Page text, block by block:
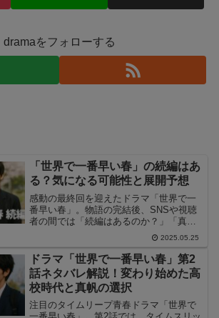
dramaをフォローする
「世界で一番早い春」の続編はあ
る？気になる可能性と展開予想
感動の最終回を迎えたドラマ「世界で一
番早い春」。物語の完結後、SNSや視聴
者の間では「続編はあるのか？」「真帆
のその後をもっと見たい」といった声が
多数上がっています。本記事では、公式
発表や業界の動向をもとに、続編制作の
可能性を探りながら、ファンの予想や期
待、続編があるとすればどんなストーリ
ーになるかを徹底的に考察します。
2025.05.25
ドラマ「世界で一番早い春」第2
話ネタバレ解説！変わり始めた高
校時代と真帆の選択
注目のタイムリープ青春ドラマ「世界で